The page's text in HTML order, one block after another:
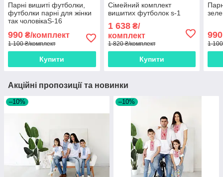
Парні вишиті футболки,
футболки парні для жінки
так чоловікаS-16
990 ₴/комплект
1 100 ₴/комплект
Купити
Сімейний комплект
вишитих футболок s-1
1 638₴/
комплект
1 820 ₴/комплект
Купити
990
1
Акційні пропозиції та новинки
–10% –10%